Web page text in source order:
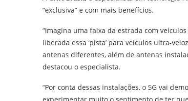
“exclusiva” e com mais benefícios.
“Imagina uma faixa da estrada com
liberada essa ‘pista’ para veículos ultra-
antenas diferentes, além de antenas
destacou o especialista.
“Por conta dessas instalações, o 5G vai
experimentar muito o sentimento de ter